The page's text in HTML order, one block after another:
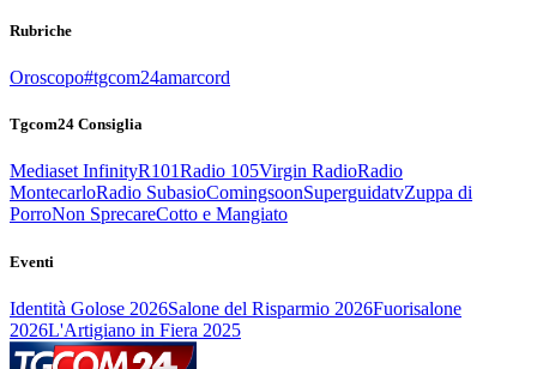
Rubriche
Oroscopo#tgcom24amarcord
Tgcom24 Consiglia
Mediaset InfinityR101Radio 105Virgin RadioRadio
MontecarloRadio SubasioComingsoonSuperguidatvZuppa di
PorroNon SprecareCotto e Mangiato
Eventi
Identità Golose 2026Salone del Risparmio 2026Fuorisalone
2026L'Artigiano in Fiera 2025